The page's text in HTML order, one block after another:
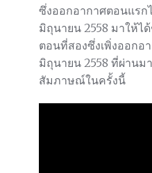
ซึ่งออกอากาศตอนแรก
มิถุนายน 2558 มาให้
ตอนที่สองซึ่งเพิ่งออกอ
มิถุนายน 2558 ที่ผ่านม
สัมภาษณ์ในครั้งนี้